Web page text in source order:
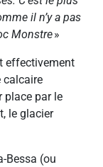
il n’y a pas
Monstre»
effectivement
calcaire
place par le
le glacier
Bessa (ou